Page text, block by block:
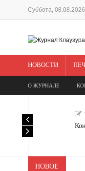
Суббота, 08.08.2026
НОВОСТИ
О ЖУРНАЛЕ
НОВОЕ
«Редакция одного